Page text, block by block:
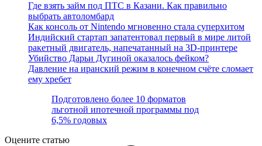
Где взять займ под ПТС в Казани. Как правильно
выбрать автоломбард
Как консоль от Nintendo мгновенно стала суперхитом
Индийский стартап запатентовал первый в мире литой
ракетный двигатель, напечатанный на 3D-принтере
Убийство Дарьи Дугиной оказалось фейком?
Давление на иранский режим в конечном счёте сломает
ему хребет
Подготовлено более 10 форматов
льготной ипотечной программы под
6,5% годовых
Оцените статью